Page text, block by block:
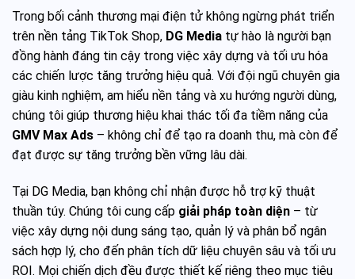
Trong bối cảnh thương mại điện tử không ngừng phát triển
trên nền tảng TikTok Shop, DG Media tự hào là người bạn
đồng hành đáng tin cậy trong việc xây dựng và tối ưu hóa
các chiến lược tăng trưởng hiệu quả. Với đội ngũ chuyên gia
giàu kinh nghiệm, am hiểu nền tảng và xu hướng người dùng,
chúng tôi giúp thương hiệu khai thác tối đa tiềm năng của
GMV Max Ads – không chỉ để tạo ra doanh thu, mà còn để
đạt được sự tăng trưởng bền vững lâu dài.
Tại DG Media, bạn không chỉ nhận được hỗ trợ kỹ thuật
thuần túy. Chúng tôi cung cấp giải pháp toàn diện – từ
việc xây dựng nội dung sáng tạo, quản lý và phân bổ ngân
sách hợp lý, cho đến phân tích dữ liệu chuyên sâu và tối ưu
ROI. Mọi chiến dịch đều được thiết kế riêng theo mục tiêu